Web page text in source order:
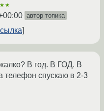
автор топика
В год. В ГОД. В
телефон спускаю в 2-3